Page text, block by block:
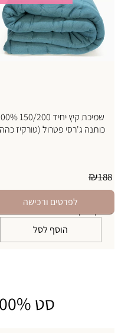
שמיכת קיץ יחיד 150/
כותנה ג'רסי פטרול (טורקיז
₪188
₪169
יינתן בדף התשלום
לפרטים ורכישה
הוסף לסל
סט 100% כותנה יחיד